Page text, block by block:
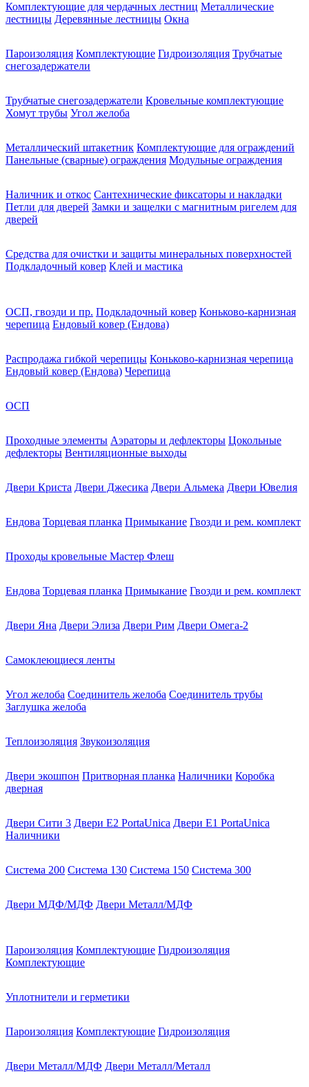
Комплектующие для чердачных лестниц Металлические
лестницы Деревянные лестницы Окна
Пароизоляция Комплектующие Гидроизоляция Трубчатые
снегозадержатели
Трубчатые снегозадержатели Кровельные комплектующие
Хомут трубы Угол желоба
Металлический штакетник Комплектующие для ограждений
Панельные (сварные) ограждения Модульные ограждения
Наличник и откос Сантехнические фиксаторы и накладки
Петли для дверей Замки и защелки с магнитным ригелем для
дверей
Средства для очистки и защиты минеральных поверхностей
Подкладочный ковер Клей и мастика
ОСП, гвозди и пр. Подкладочный ковер Коньково-карнизная
черепица Ендовый ковер (Ендова)
Распродажа гибкой черепицы Коньково-карнизная черепица
Ендовый ковер (Ендова) Черепица
ОСП
Проходные элементы Аэраторы и дефлекторы Цокольные
дефлекторы Вентиляционные выходы
Двери Криста Двери Джесика Двери Альмека Двери Ювелия
Ендова Торцевая планка Примыкание Гвозди и рем. комплект
Проходы кровельные Мастер Флеш
Ендова Торцевая планка Примыкание Гвозди и рем. комплект
Двери Яна Двери Элиза Двери Рим Двери Омега-2
Самоклеющиеся ленты
Угол желоба Соединитель желоба Соединитель трубы
Заглушка желоба
Теплоизоляция Звукоизоляция
Двери экошпон Притворная планка Наличники Коробка
дверная
Двери Сити 3 Двери E2 PortaUnica Двери E1 PortaUnica
Наличники
Система 200 Система 130 Система 150 Система 300
Двери МДФ/МДФ Двери Металл/МДФ
Пароизоляция Комплектующие Гидроизоляция
Комплектующие
Уплотнители и герметики
Пароизоляция Комплектующие Гидроизоляция
Двери Металл/МДФ Двери Металл/Металл